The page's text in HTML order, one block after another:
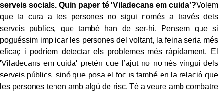
serveis socials. Quin paper té 'Viladecans em cuida'?Volem
que la cura a les persones no sigui només a través dels
serveis públics, que també han de ser-hi. Pensem que si
poguéssim implicar les persones del voltant, la feina seria més
eficaç i podríem detectar els problemes més ràpidament. El
'Viladecans em cuida' pretén que l’ajut no només vingui dels
serveis públics, sinó que posa el focus també en la relació que
les persones tenen amb algú de risc. Té a veure amb combatre